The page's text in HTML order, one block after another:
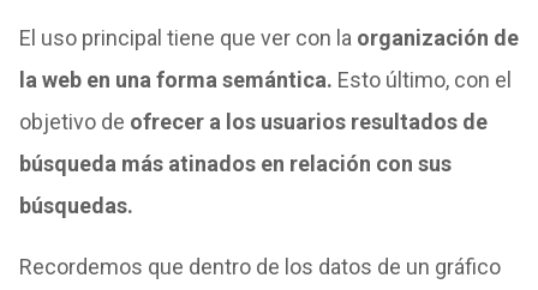
El uso principal tiene que ver con la organización de
la web en una forma semántica. Esto último, con el
objetivo de ofrecer a los usuarios resultados de
búsqueda más atinados en relación con sus
búsquedas.
Recordemos que dentro de los datos de un gráfico